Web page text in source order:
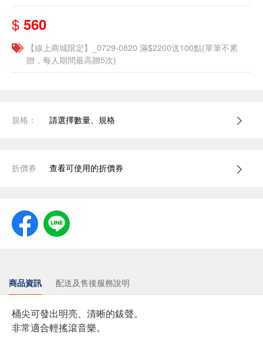
$ 560
【線上商城限定】_0729-0820 滿$2200送100點(單筆不累
贈，每人期間最高贈5次)
規格： 請選擇數量、規格
折價券 查看可使用的折價券
商品資訊 配送及售後服務說明
桶尖可發出明亮、清晰的鈸聲。
非常適合輕搖滾音樂。